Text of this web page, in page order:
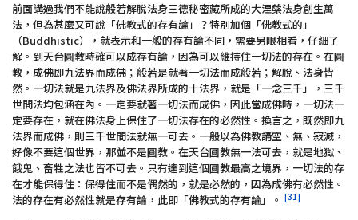
前面講過我們不能說般若解脫法身三德秘密藏所成的大涅槃法身創生萬
法，但為甚麼又可說「佛教式的存有論」？特別加個「佛教式的」
（Buddhistic），就表示和一般的存有論不同，需要另眼相看，仔細了
解。到天台圓教時確可以成存有論，因為可以維持住一切法的存在。在圓
教，成佛即九法界而成佛；般若是就著一切法而成般若；解脫、法身皆
然。一切法就是九法界及佛法界所成的十法界，就是「一念三千」，三千
世間法均包涵在內。一定要就著一切法而成佛，因此當成佛時，一切法一
定要存在，就在佛法身上保住了一切法存在的必然性。換言之，既然即九
法界而成佛，則三千世間法就無一可去。一般以為佛教講空、無、寂滅，
好像不要這個世界，那並不是圓教。在天台圓教無一法可去，就是地獄、
餓鬼、畜牲之法也皆不可去。只有達到這個圓教最高之境界，一切法的存
在才能保得住：保得住而不是偶然的，就是必然的，因為成佛有必然性。
法的存在有必然性就是存有論，此即「佛教式的存有論」。 [31]